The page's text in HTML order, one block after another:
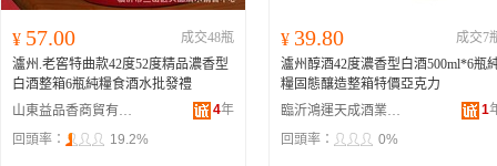
¥ 57.00
成交48瓶
瀘州.老窖特曲款42度52度精品濃香型
白酒整箱6瓶純糧食酒水批發禮
山東益品香商貿有限公司
4年
回頭率：
19.2%
¥ 39.80
成交7
瀘州醇酒42度濃香型白酒500ml*6瓶
糧固態釀造整箱特價亞克力
臨沂鴻運天成酒業有限公司
1
回頭率：
0%